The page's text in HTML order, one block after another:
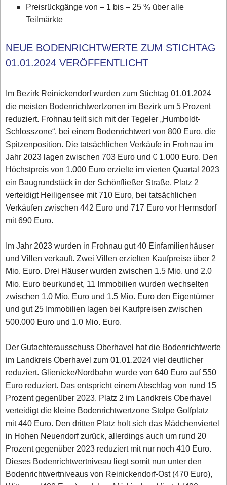
Preisrückgänge von – 1 bis – 25 % über alle
Teilmärkte
NEUE BODENRICHTWERTE ZUM STICHTAG
01.01.2024 VERÖFFENTLICHT
Im Bezirk Reinickendorf wurden zum Stichtag 01.01.2024
die meisten Bodenrichtwertzonen im Bezirk um 5 Prozent
reduziert. Frohnau teilt sich mit der Tegeler „Humboldt-
Schlosszone“, bei einem Bodenrichtwert von 800 Euro, die
Spitzenposition. Die tatsächlichen Verkäufe in Frohnau im
Jahr 2023 lagen zwischen 703 Euro und € 1.000 Euro. Den
Höchstpreis von 1.000 Euro erzielte im vierten Quartal 2023
ein Baugrundstück in der Schönfließer Straße. Platz 2
verteidigt Heiligensee mit 710 Euro, bei tatsächlichen
Verkäufen zwischen 442 Euro und 717 Euro vor Hermsdorf
mit 690 Euro.
Im Jahr 2023 wurden in Frohnau gut 40 Einfamilienhäuser
und Villen verkauft. Zwei Villen erzielten Kaufpreise über 2
Mio. Euro. Drei Häuser wurden zwischen 1.5 Mio. und 2.0
Mio. Euro beurkundet, 11 Immobilien wurden wechselten
zwischen 1.0 Mio. Euro und 1.5 Mio. Euro den Eigentümer
und gut 25 Immobilien lagen bei Kaufpreisen zwischen
500.000 Euro und 1.0 Mio. Euro.
Der Gutachterausschuss Oberhavel hat die Bodenrichtwerte
im Landkreis Oberhavel zum 01.01.2024 viel deutlicher
reduziert. Glienicke/Nordbahn wurde von 640 Euro auf 550
Euro reduziert. Das entspricht einem Abschlag von rund 15
Prozent gegenüber 2023. Platz 2 im Landkreis Oberhavel
verteidigt die kleine Bodenrichtwertzone Stolpe Golfplatz
mit 440 Euro. Den dritten Platz holt sich das Mädchenviertel
in Hohen Neuendorf zurück, allerdings auch um rund 20
Prozent gegenüber 2023 reduziert mit nur noch 410 Euro.
Dieses Bodenrichtwertniveau liegt somit nun unter den
Bodenrichtwertniveaus von Reinickendorf-Ost (470 Euro),